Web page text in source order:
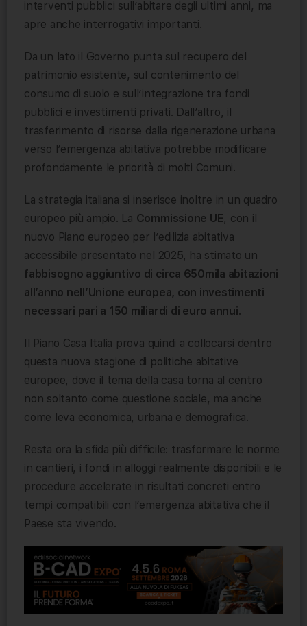
interventi pubblici sull’abitare degli ultimi anni, ma
apre anche interrogativi importanti.
Da un lato il Governo punta sul recupero del
patrimonio esistente, sul contenimento del
consumo di suolo e sull’integrazione tra fondi
pubblici e investimenti privati. Dall’altro, il
trasferimento di risorse dalla rigenerazione urbana
verso l’emergenza abitativa potrebbe modificare
profondamente le priorità di molti Comuni.
La strategia italiana si inserisce inoltre in un quadro
europeo più ampio. La Commissione UE, con il
nuovo Piano europeo per l’edilizia abitativa
accessibile presentato nel 2025, ha stimato un
fabbisogno aggiuntivo di circa 650mila abitazioni
all’anno nell’Unione europea, con investimenti
necessari pari a 150 miliardi di euro annui.
Il Piano Casa Italia prova quindi a collocarsi dentro
questa nuova stagione di politiche abitative
europee, dove il tema della casa torna al centro
non soltanto come questione sociale, ma anche
come leva economica, urbana e demografica.
Resta ora la sfida più difficile: trasformare le norme
in cantieri, i fondi in alloggi realmente disponibili e le
procedure accelerate in risultati concreti entro
tempi compatibili con l’emergenza abitativa che il
Paese sta vivendo.